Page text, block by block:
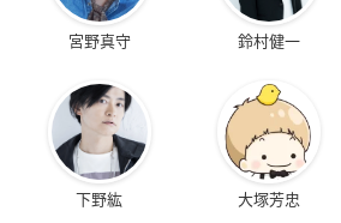
宮野真守 鈴村健一
下野紘 大塚芳忠